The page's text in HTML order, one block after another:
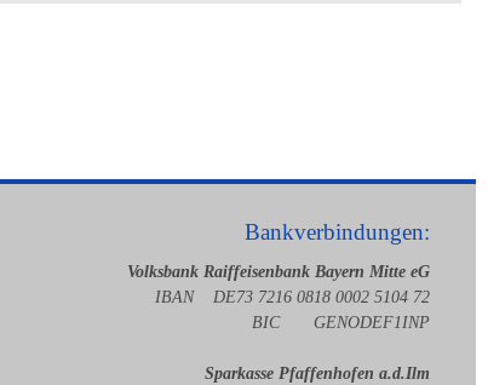
Bankverbindungen:
Volksbank Raiffeisenbank Bayern Mitte eG
IBAN DE73 7216 0818 0002 5104 72
BIC GENODEF1INP
Sparkasse Pfaffenhofen a.d.Ilm